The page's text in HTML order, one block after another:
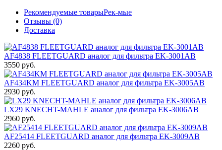
Рекомендуемые товарыРек-мые
Отзывы (0)
Доставка
AF4838 FLEETGUARD аналог для фильтра EK-3001AB
3550 руб.
AF434KM FLEETGUARD аналог для фильтра EK-3005AB
2930 руб.
LX29 KNECHT-MAHLE аналог для фильтра EK-3006AB
2960 руб.
AF25414 FLEETGUARD аналог для фильтра EK-3009AB
2260 руб.